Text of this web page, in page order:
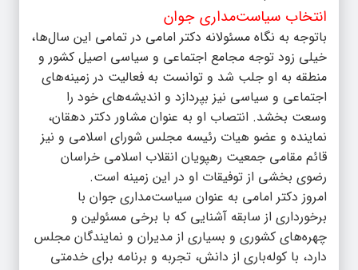
انتخاب سیاست‌مداری جوان
باتوجه به نگاه مسئولانه دکتر امامی در تمامی این سال‌ها،
خیلی زود توجه مجامع اجتماعی و سیاسی اصیل کشور و
منطقه به او جلب شد و توانست به فعالیت در زمینه‌های
اجتماعی و سیاسی نیز بپردازد و اندیشه‌های خود را
وسعت بخشد. انتصاب او به عنوان مشاور دکتر دهقان،
نماینده و عضو هیات رئیسه مجلس شورای اسلامی و نیز
قائم مقامی جمعیت رهپویان انقلاب اسلامی خراسان
رضوی بخشی از توفیقات او در این زمینه است.
امروز دکتر امامی به عنوان سیاست‌مداری جوان با
برخورداری از سابقه آشنایی که با برخی مسئولین و
چهره‌های کشوری و بسیاری از مدیران و نمایندگان مجلس
دارد، با کوله‌باری از دانش، تجربه و برنامه برای خدمتی